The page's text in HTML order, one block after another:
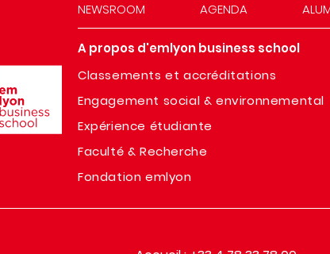
NEWSROOM AGENDA
A propos d'emlyon business school
Classements et accréditations
Engagement social & environnemental
Expérience étudiante
Faculté & Recherche
Fondation emlyon